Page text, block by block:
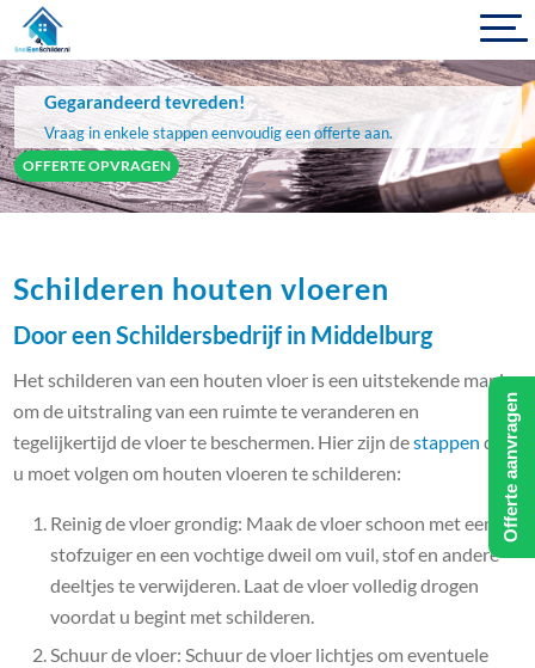
Gegarandeerd tevreden!
Vraag in enkele stappen eenvoudig een offerte aan.
OFFERTE OPVRAGEN
Schilderen houten vloeren
Door een Schildersbedrijf in Middelburg
Het schilderen van een houten vloer is een uitstekende manier
om de uitstraling van een ruimte te veranderen en
tegelijkertijd de vloer te beschermen. Hier zijn destappen die
u moet volgen om houten vloeren te schilderen:
Reinig de vloer grondig: Maak de vloer schoon met een
stofzuiger en een vochtige dweil om vuil, stof en andere
deeltjes te verwijderen. Laat de vloer volledig drogen
voordat u begint met schilderen.
Schuur de vloer: Schuur de vloer lichtjes om eventuele
Offerte aanvragen